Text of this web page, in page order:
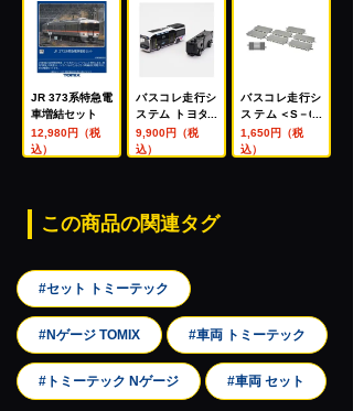
JR 373系特急電
車増結セット
12,980円（税
込）
バスコレ走行シ
ステム トヨタS
ORA動力セット
＜徳島バス仕様
9,900円（税
込）
バスコレ走行シ
ステム＜S－00
1－2＞ 道路パ
ーツS70－RO(8
1,650円（税
込）
この商品の関連タグ
#セット トミーテック
#Nゲージ TOMIX #車両 トミーテック
#トミーテック Nゲージ #車両 セット